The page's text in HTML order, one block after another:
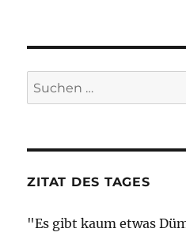
Suche
nach:
ZITAT DES TAGES
"Es gibt kaum etwas